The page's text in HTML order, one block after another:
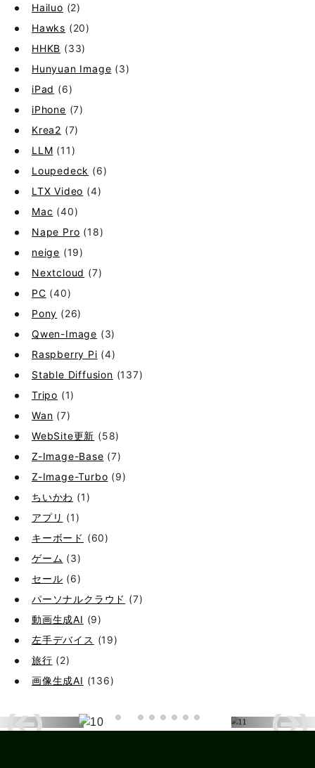
Hailuo (2)
Hawks (20)
HHKB (33)
Hunyuan Image (3)
iPad (6)
iPhone (7)
Krea2 (7)
LLM (11)
Loupedeck (6)
LTX Video (4)
Mac (40)
Nape Pro (18)
neige (19)
Nextcloud (7)
PC (40)
Pony (26)
Qwen-Image (3)
Raspberry Pi (4)
Stable Diffusion (137)
Tripo (1)
Wan (7)
WebSite更新 (58)
Z-Image-Base (7)
Z-Image-Turbo (9)
ちいかわ (1)
アプリ (1)
キーボード (60)
ゲーム (3)
セール (6)
パーソナルクラウド (7)
動画生成AI (9)
左手デバイス (19)
旅行 (2)
画像生成AI (136)